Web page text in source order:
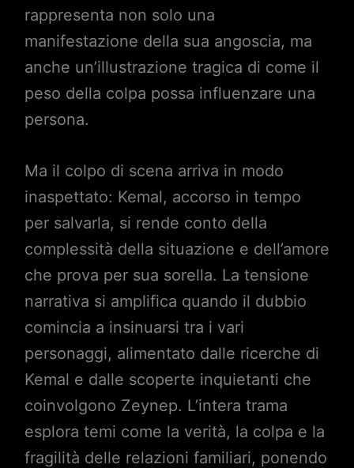
rappresenta non solo una
manifestazione della sua angoscia, ma
anche un’illustrazione tragica di come il
peso della colpa possa influenzare una
persona.
Ma il colpo di scena arriva in modo
inaspettato: Kemal, accorso in tempo
per salvarla, si rende conto della
complessità della situazione e dell’amore
che prova per sua sorella. La tensione
narrativa si amplifica quando il dubbio
comincia a insinuarsi tra i vari
personaggi, alimentato dalle ricerche di
Kemal e dalle scoperte inquietanti che
coinvolgono Zeynep. L’intera trama
esplora temi come la verità, la colpa e la
fragilità delle relazioni familiari, ponendo